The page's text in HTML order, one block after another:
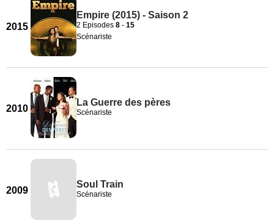
2015
Empire (2015) - Saison 2
2 Episodes 8 - 15
Scénariste
2010
La Guerre des pères
Scénariste
2009
Soul Train
Scénariste